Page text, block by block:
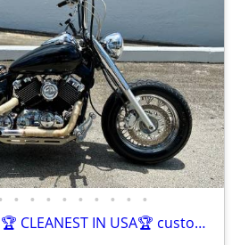
• • • • • • • • •
Yamaha V Star Bobber 🏆 CLEANEST IN USA🏆 custom with FL title in hand